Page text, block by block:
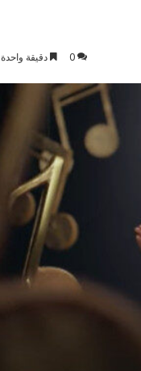
0 دقيقة واحدة